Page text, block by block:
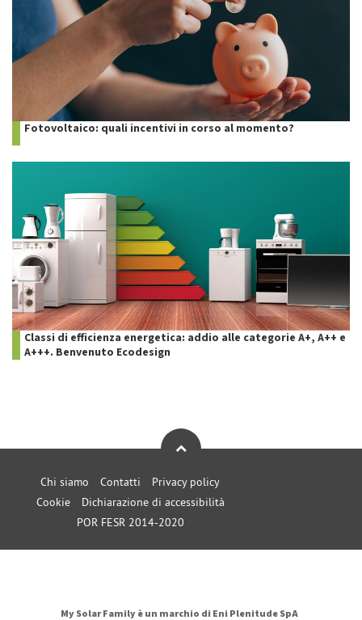
Fotovoltaico: quali incentivi in corso al momento?
Classi di efficienza energetica: addio alle categorie A+, A++ e
A+++. Benvenuto Ecodesign
Chi siamo Contatti
Privacy policy
Cookie
Dichiarazione di accessibilità
POR FESR 2014-2020
My Solar Family è un marchio di Eni Plenitude SpA